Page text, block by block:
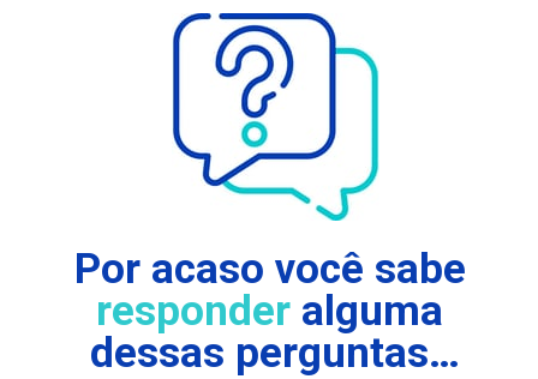
responder alguma
dessas perguntas…